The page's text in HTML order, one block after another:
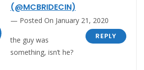
(@MCBRIDECIN)
Posted On January 21, 2020
REPLY
the guy was
something, isn’t he?